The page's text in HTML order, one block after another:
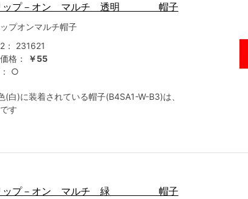
ップ－オン マルチ 透明 帽子
プオンマルチ帽子
：
231621
格：
￥55
○
(白)に装着されている帽子(B4SA1-W-B3)は、
す
ップ－オン マルチ 緑 帽子